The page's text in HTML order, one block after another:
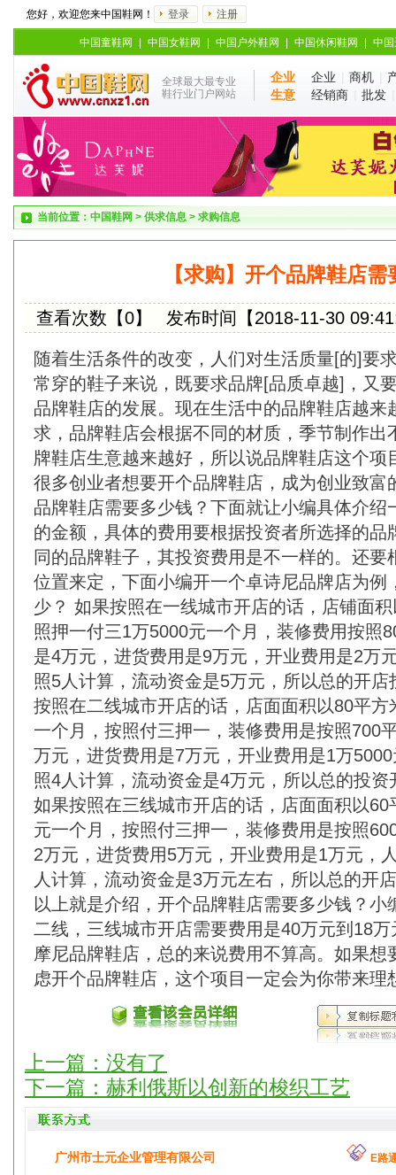
您好，欢迎您来中国鞋网！ 登录 注册
中国童鞋网 中国女鞋网 中国户外鞋网 中国休闲鞋网 中
全球最大最专业
鞋行业门户网站
企业
生意
企业 商机
经销商
批发
当前位置： 中国鞋网 > 供求信息 >求购信息
【求购】开个品牌鞋店需
查看次数【0】 发布时间【2018-11-30
随着生活条件的改变，人们对生活质量[的]要
常穿的鞋子来说，既要求品牌[品质卓越]，又
品牌鞋店的发展。现在生活中的品牌鞋店越来
求，品牌鞋店会根据不同的材质，季节制作出
牌鞋店生意越来越好，所以说品牌鞋店这个项
很多创业者想要开个品牌鞋店，成为创业致富
品牌鞋店需要多少钱？下面就让小编具体介绍
的金额，具体的费用要根据投资者所选择的品
同的品牌鞋子，其投资费用是不一样的。还要
位置来定，下面小编开一个卓诗尼品牌店为例
少？ 如果按照在一线城市开店的话，店铺面
照押一付三1万5000元一个月，装修费用按照
是4万元，进货费用是9万元，开业费用是2万
照5人计算，流动资金是5万元，所以总的开
按照在二线城市开店的话，店面面积以80平
一个月，按照付三押一，装修费用是按照700
万元，进货费用是7万元，开业费用是1万
照4人计算，流动资金是4万元，所以总的投
如果按照在三线城市开店的话，店面面积以
元一个月，按照付三押一，装修费用是按照
2万元，进货费用5万元，开业费用是1万元，
人计算，流动资金是3万元左右，所以总的开
以上就是介绍，开个品牌鞋店需要多少钱？小
二线，三线城市开店需要费用是40万元到18
摩尼品牌鞋店，总的来说费用不算高。如果想
虑开个品牌鞋店，这个项目一定会为你带来理
上一篇：没有了
下一篇： 赫利俄斯以创新的梭织工艺
广州市士元企业管理有限公司 E路